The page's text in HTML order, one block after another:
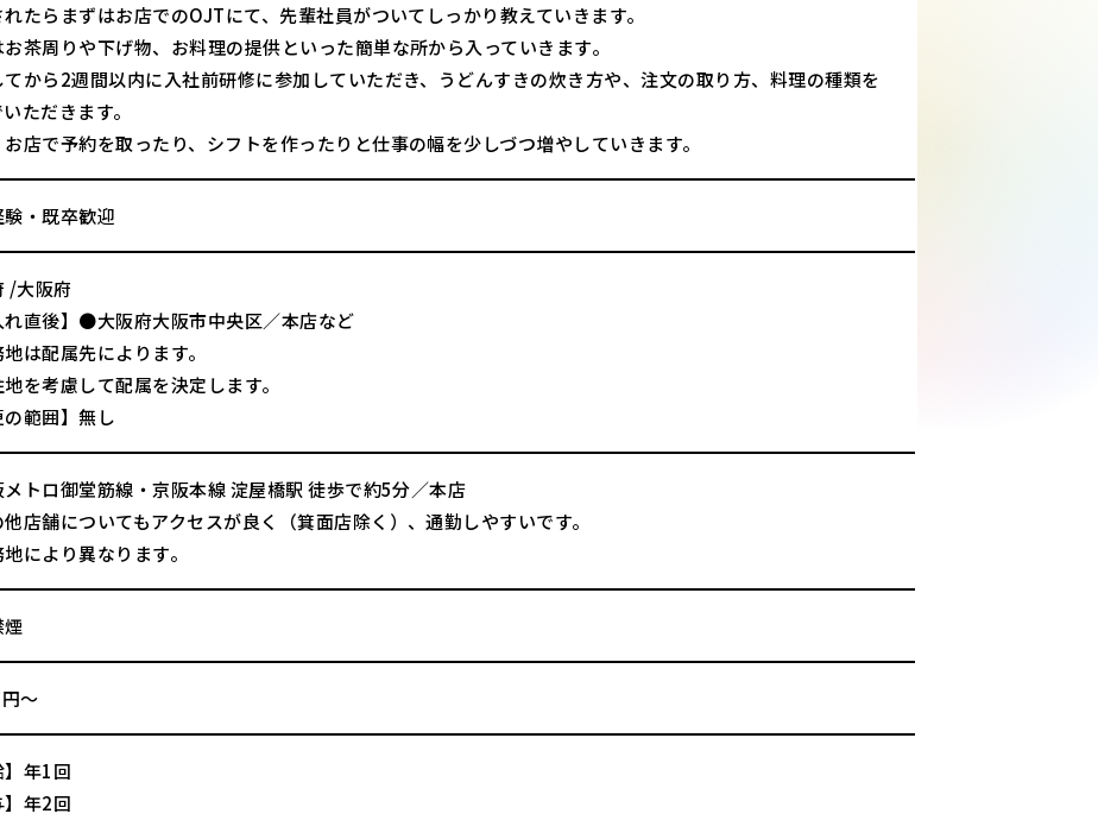
れたらまずはお店でのOJTにて、先輩社員がついてしっかり教えていきます。
お茶周りや下げ物、お料理の提供といった簡単な所から入っていきます。
てから2週間以内に入社前研修に参加していただき、うどんすきの炊き方や、注文の取り方、料理の種類を
ただきます。
店で予約を取ったり、シフトを作ったりと仕事の幅を少しづつ増やしていきます。
・既卒歓迎
/大阪府
れ直後】●大阪府大阪市中央区／本店など
は配属先によります。
を考慮して配属を決定します。
の範囲】無し
トロ御堂筋線・京阪本線 淀屋橋駅 徒歩で約5分／本店
店舗についてもアクセスが良く（箕面店除く）、通勤しやすいです。
により異なります。
～
】年1回
】年2回